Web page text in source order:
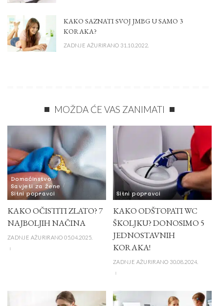
KAKO SAZNATI SVOJ JMBG U SAMO 3
KORAKA?
ZADNJE AŽURIRANO 31.10.2022.
MOŽDA ĆE VAS ZANIMATI
Domaćinstvo
Savjeti za žene
Sitni popravci
KAKO OČISTITI ZLATO? 7
NAJBOLJIH NAČINA
ZADNJE AŽURIRANO 05.04.2025.
Sitni popravci
KAKO ODŠTOPATI WC
ŠKOLJKU? DONOSIMO 5
JEDNOSTAVNIH
KORAKA!
ZADNJE AŽURIRANO 30.08.2024.